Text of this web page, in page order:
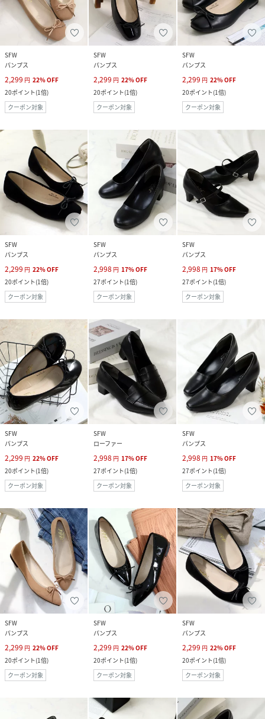
SFW
パンプス
2,299 円 22%OFF
20ポイント(1倍)
クーポン対象
SFW
パンプス
2,299 円 22%OFF
20ポイント(1倍)
クーポン対象
SFW
パンプス
2,299 円 22%OFF
20ポイント(1倍)
クーポン対象
SFW
パンプス
2,299 円 22%OFF
20ポイント(1倍)
クーポン対象
SFW
パンプス
2,998 円 17%OFF
27ポイント(1倍)
クーポン対象
SFW
パンプス
2,998 円 17%OFF
27ポイント(1倍)
クーポン対象
SFW
パンプス
2,299 円 22%OFF
20ポイント(1倍)
クーポン対象
SFW
ローファー
2,998 円 17%OFF
27ポイント(1倍)
クーポン対象
SFW
パンプス
2,998 円 17%OFF
27ポイント(1倍)
クーポン対象
SFW
パンプス
2,299 円 22%OFF
20ポイント(1倍)
クーポン対象
SFW
パンプス
2,299 円 22%OFF
20ポイント(1倍)
クーポン対象
SFW
パンプス
2,299 円 22%OFF
20ポイント(1倍)
クーポン対象